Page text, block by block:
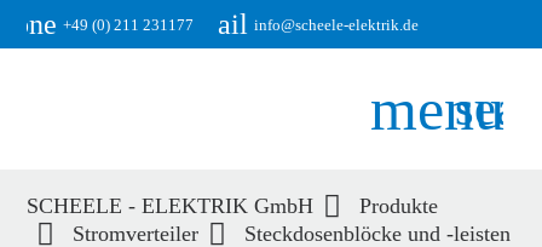
+49 (0) 211 231177email info@scheele-elektrik.de
menu
Suchbegriffe SUCHEN
SCHEELE - ELEKTRIK GmbH
Produkte
Stromverteiler
Steckdosenblöcke und -leisten